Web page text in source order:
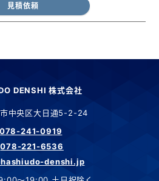
見積依頼
DENSHI 株式会社
中央区大日通5-2-24
078-241-0919
078-221-6536
denshi.jp